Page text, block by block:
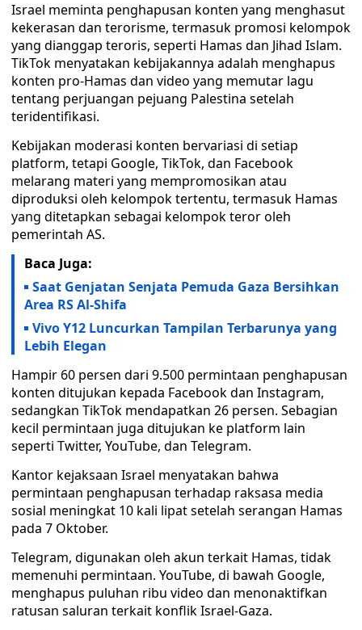
Israel meminta penghapusan konten yang menghasut
kekerasan dan terorisme, termasuk promosi kelompok
yang dianggap teroris, seperti Hamas dan Jihad Islam.
TikTok menyatakan kebijakannya adalah menghapus
konten pro-Hamas dan video yang memutar lagu
tentang perjuangan pejuang Palestina setelah
teridentifikasi.
Kebijakan moderasi konten bervariasi di setiap
platform, tetapi Google, TikTok, dan Facebook
melarang materi yang mempromosikan atau
diproduksi oleh kelompok tertentu, termasuk Hamas
yang ditetapkan sebagai kelompok teror oleh
pemerintah AS.
Baca Juga:
Saat Genjatan Senjata Pemuda Gaza Bersihkan
Area RS Al-Shifa
Vivo Y12 Luncurkan Tampilan Terbarunya yang
Lebih Elegan
Hampir 60 persen dari 9.500 permintaan penghapusan
konten ditujukan kepada Facebook dan Instagram,
sedangkan TikTok mendapatkan 26 persen. Sebagian
kecil permintaan juga ditujukan ke platform lain
seperti Twitter, YouTube, dan Telegram.
Kantor kejaksaan Israel menyatakan bahwa
permintaan penghapusan terhadap raksasa media
sosial meningkat 10 kali lipat setelah serangan Hamas
pada 7 Oktober.
Telegram, digunakan oleh akun terkait Hamas, tidak
memenuhi permintaan. YouTube, di bawah Google,
menghapus puluhan ribu video dan menonaktifkan
ratusan saluran terkait konflik Israel-Gaza.